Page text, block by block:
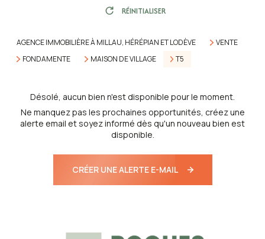
RÉINITIALISER
AGENCE IMMOBILIÈRE À MILLAU, HÉRÉPIAN ET LODÈVE
VENTE
FONDAMENTE
MAISON DE VILLAGE T5
Désolé, aucun bien n'est disponible pour le moment.
Ne manquez pas les prochaines opportunités, créez une
alerte email et soyez informé dès qu'un nouveau bien est
disponible.
CRÉER UNE ALERTE E-MAIL